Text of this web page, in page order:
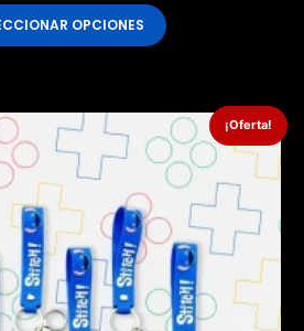
OPCIONES
¡Oferta!